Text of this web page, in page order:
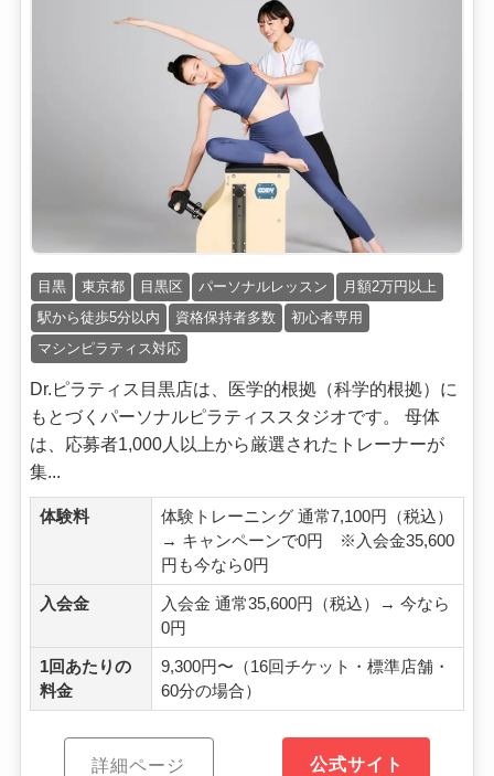
目黒 東京都 目黒区 パーソナルレッスン
月額2万円以上
駅から徒歩5分以内
資格保持者多数
初心者専用
マシンピラティス対応
Dr.ピラティス目黒店は、医学的根拠（科学的根拠）に
もとづくパーソナルピラティススタジオです。 母体
は、応募者1,000人以上から厳選されたトレーナーが
集...
体験料
体験トレーニング 通常7,100円（税込）
→ キャンペーンで0円 ※入会金35,600
円も今なら0円
入会金
入会金 通常35,600円（税込）→ 今なら
0円
1回あたりの
料金
9,300円〜（16回チケット・標準店舗・
60分の場合）
詳細ページ 公式サイト